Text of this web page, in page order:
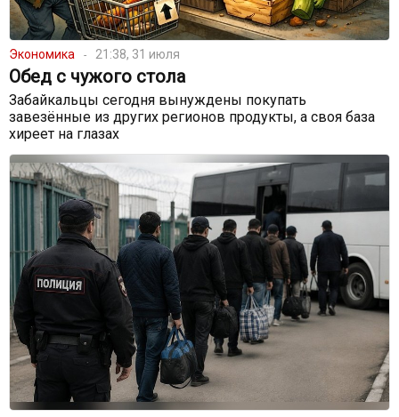
Экономика 21:38, 31 июля
Обед с чужого стола
Забайкальцы сегодня вынуждены покупать
завезённые из других регионов продукты, а своя база
хиреет на глазах